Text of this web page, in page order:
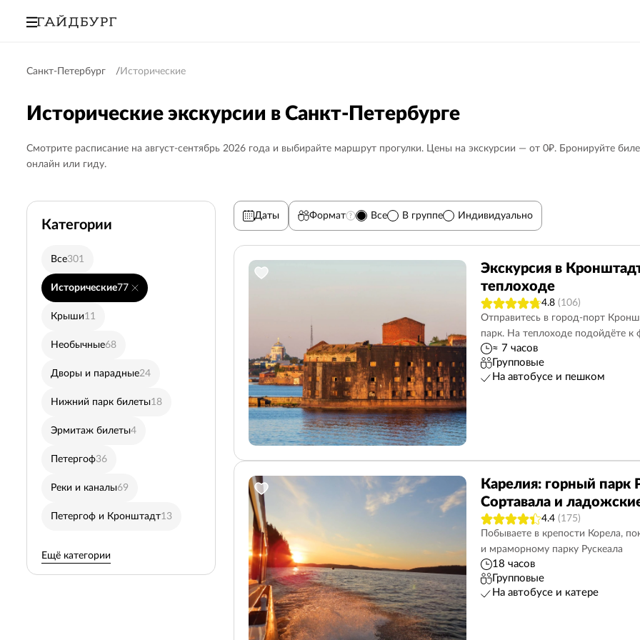
Санкт-Петербург Исторические
Исторические экскурсии в Санкт-Петербурге
Смотрите расписание на август-сентябрь 2026 года и выбирайте маршрут прогулки. Цены на экскурсии — от 0₽. Бронируйте
онлайн или гиду.
Категории
Все301
Исторические77
Крыши11
Необычные68
Дворы и парадные24
Нижний парк билеты18
Эрмитаж билеты4
Петергоф36
Реки и каналы69
Петергоф и Кронштадт13
Пушкин (Царское село)9
Юсуповский дворец 8
Автобусные в Пушкин3
Кронштадт29
Петропавловская крепость79
Ночные30
Дневные 131
Пешеходные
Гатчина7
Вечерние
Исаакиевский собор
Казанский собор 21
Павловск5
Мистические21
Васильевский остров50
Адмиралтейство 54
Для детей
Спас на Крови23
Разводные мосты
Автобусные102
Ораниенбаум7
Пригороды30
Рускеальский экспресс
Ещё категории
Даты Формат Все В группе Индивидуально
Экскурсия в
теплоходе
4.8 (106)
Отправитесь в город-порт
парк. На теплоходе подойдёте к
≈ 7 часов
Групповые
На автобусе и пешком
Карелия: горный парк
Сортавала и
4.4 (175)
Побываете в крепости Корела,
и мраморному парку Рускеала
18 часов
Групповые
На автобусе и катере